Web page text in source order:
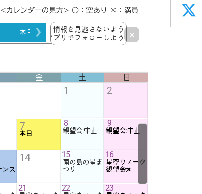
<カレンダーの見方> ○：空あり ×：満員